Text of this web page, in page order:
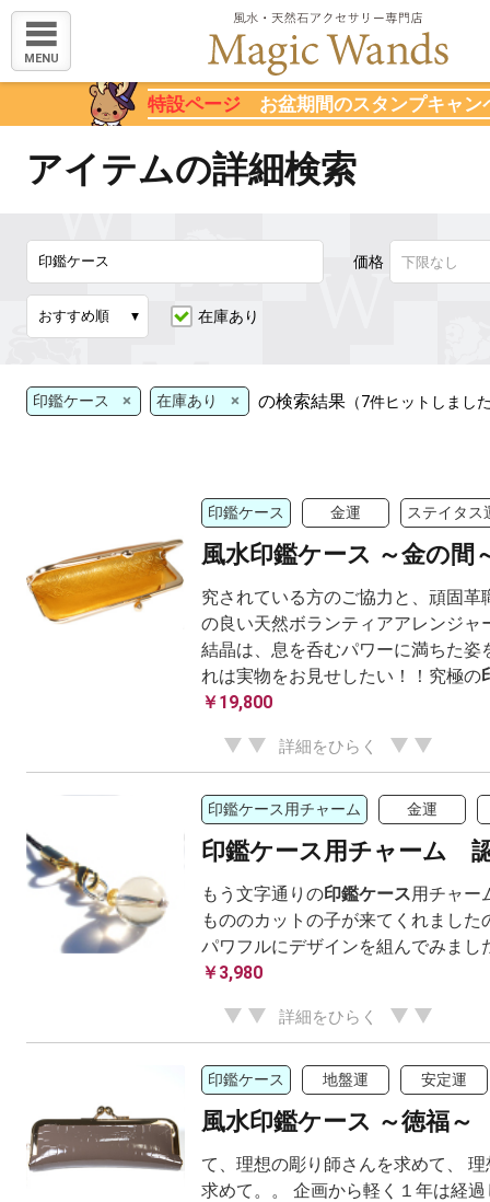
MENU
特設ページ お盆期間のスタンプキャン
アイテムの詳細検索
価格
在庫あり
印鑑ケース × 在庫あり × の検索結果 （7件ヒットしまし
印鑑ケース 金運 ステイタス
風水印鑑ケース ～金の間
究されている方のご協力と、頑固革
の良い天然ボランティアアレンジャ
結晶は、息を呑むパワーに満ちた姿
れは実物をお見せしたい！！究極の
￥19,800
詳細をひらく
印鑑ケース用チャーム 金運
印鑑ケース用チャーム
もう文字通りの印鑑ケース用チャー
もののカットの子が来てくれました
パワフルにデザインを組んでみまし
￥3,980
詳細をひらく
印鑑ケース 地盤運 安定運
風水印鑑ケース ～徳福～
て、理想の彫り師さんを求めて、 理
求めて。。 企画から軽く１年は経